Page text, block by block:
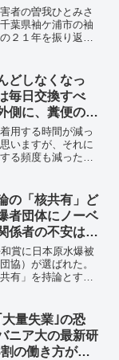
者の曽我ひとみさ
葉県袖ケ浦市の袖
２１年を振り返っ
いくつもの思い出
も含め拉致被害者
た。
どしなくなっ
毎日交換すべ
側に、糞便の中
菌」検出のケー
用する時間が減っ
いますが、それに
る頻度も減ったと
べきなのでしょう
た。あなたはどれ
を交換しています
の「核共有」ど
者団体にノーベ
係者の不安は消
賞に日本原水爆被
協）が選ばれた。
有」を持論とする
。量失業｣の恐
ニア大の最新研
の働き方が変